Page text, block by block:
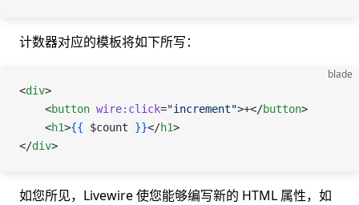
计数器对应的模板将如下所写：
blade
<div>
    <
button wire:click="increment">+</button>
    <
h1>{{ $count }}</h1>
</div>
如您所见，Livewire 使您能够编写新的 HTML 属性，如